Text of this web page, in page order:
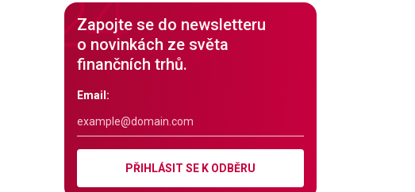
Zapojte se do newsletteru
o novinkách ze světa
finančních trhů.
Email:
PŘIHLÁSIT SE K ODBĚRU